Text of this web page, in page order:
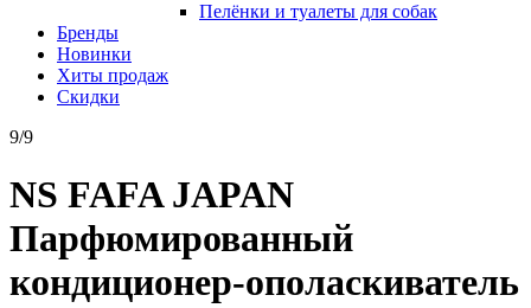
Пелёнки и туалеты для собак
Бренды
Новинки
Хиты продаж
Скидки
9/9
NS FAFA JAPAN
Парфюмированный
кондиционер-ополаскиватель